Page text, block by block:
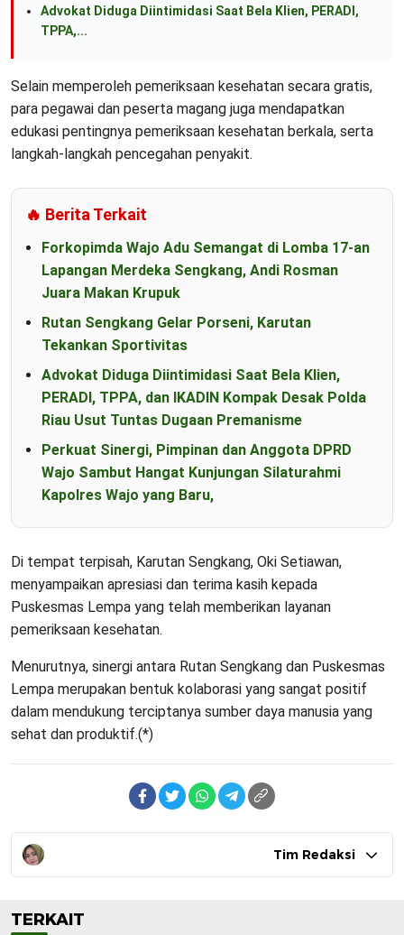
Advokat Diduga Diintimidasi Saat Bela Klien, PERADI,
TPPA,...
Selain memperoleh pemeriksaan kesehatan secara gratis,
para pegawai dan peserta magang juga mendapatkan
edukasi pentingnya pemeriksaan kesehatan berkala, serta
langkah-langkah pencegahan penyakit.
🔥 Berita Terkait
Forkopimda Wajo Adu Semangat di Lomba 17-an
Lapangan Merdeka Sengkang, Andi Rosman
Juara Makan Krupuk
Rutan Sengkang Gelar Porseni, Karutan
Tekankan Sportivitas
Advokat Diduga Diintimidasi Saat Bela Klien,
PERADI, TPPA, dan IKADIN Kompak Desak Polda
Riau Usut Tuntas Dugaan Premanisme
Perkuat Sinergi, Pimpinan dan Anggota DPRD
Wajo Sambut Hangat Kunjungan Silaturahmi
Kapolres Wajo yang Baru,
Di tempat terpisah, Karutan Sengkang, Oki Setiawan,
menyampaikan apresiasi dan terima kasih kepada
Puskesmas Lempa yang telah memberikan layanan
pemeriksaan kesehatan.
Menurutnya, sinergi antara Rutan Sengkang dan Puskesmas
Lempa merupakan bentuk kolaborasi yang sangat positif
dalam mendukung terciptanya sumber daya manusia yang
sehat dan produktif.(*)
Tim Redaksi
TERKAIT